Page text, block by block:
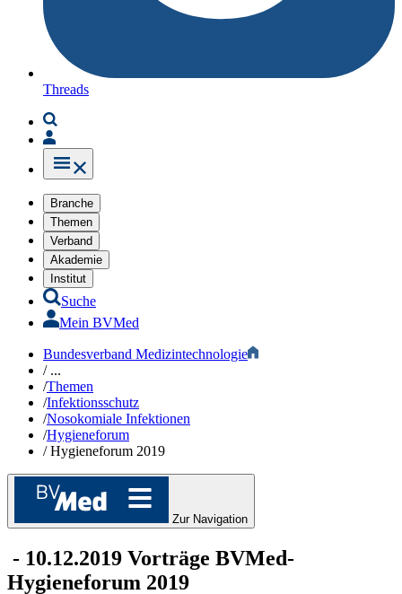
Threads
Branche
Themen
Verband
Akademie
Institut
Suche
Mein BVMed
Bundesverband Medizintechnologie
/...
/Themen
/Infektionsschutz​
/Nosokomiale Infektionen
/Hygieneforum
/Hygieneforum 2019
Zur Navigation
- 10.12.2019 Vorträge BVMed-
Hygieneforum 2019